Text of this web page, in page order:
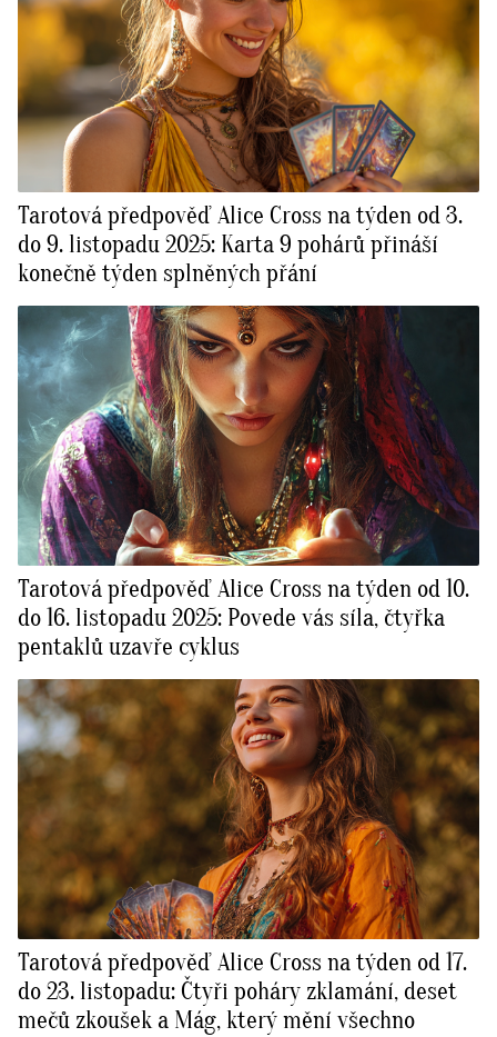
Tarotová předpověď Alice Cross na týden od 3.
do 9. listopadu 2025: Karta 9 pohárů přináší
konečně týden splněných přání
Tarotová předpověď Alice Cross na týden od 10.
do 16. listopadu 2025: Povede vás síla, čtyřka
pentaklů uzavře cyklus
Tarotová předpověď Alice Cross na týden od 17.
do 23. listopadu: Čtyři poháry zklamání, deset
mečů zkoušek a Mág, který mění všechno